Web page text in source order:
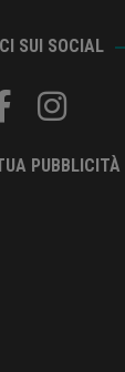
SUI SOCIAL
PUBBLICITÀ